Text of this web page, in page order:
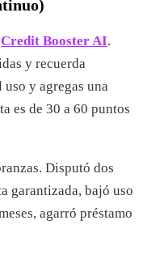
Credit Booster AI.
y recuerda
uso y agregas una
es de 30 a 60 puntos
Disputó dos
garantizada, bajó uso
agarró préstamo